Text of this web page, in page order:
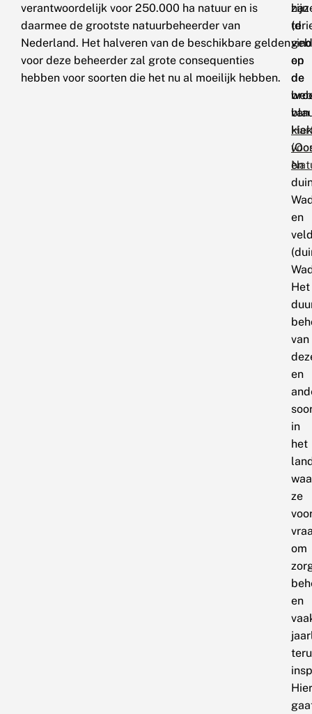
verantwoordelijk voor 250.000 ha natuur en is
daarmee de grootste natuurbeheerder van
Nederland. Het halveren van de beschikbare gelden
voor deze beheerder zal grote consequenties
hebben voor soorten die het nu al moeilijk hebben.
en
de
en
en
Het
van
en
in
het
ze
om
en
zijn
te
op
de
van